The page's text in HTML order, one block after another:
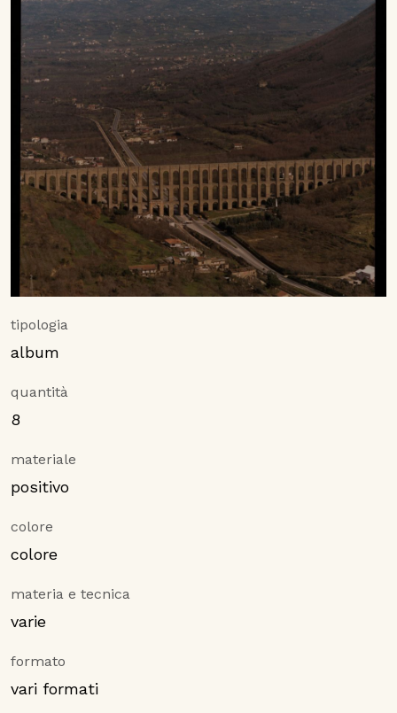
tipologia
album
quantità
8
materiale
positivo
colore
colore
materia e tecnica
varie
formato
vari formati